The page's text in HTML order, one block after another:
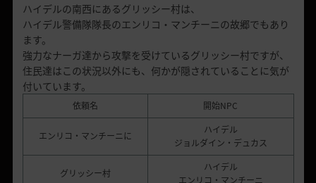
ハイデルの南西にあるグリッシー村は、
ハイデル警備隊隊長のエンリコ・マンチーニの故郷でもあり
ます。
強力なナーガ達から攻撃を受けているグリッシー村ですが、
住民達はこの状況以外にも、何かが隠されていることに気が
付いています。
依頼名 開始NPC
エンリコ・マンチーニに
ハイデル
ジョルダイン・デュカス
グリッシー村
ハイデル
エンリコ・マンチーニ